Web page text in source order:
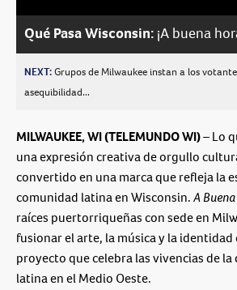
Qué Pasa Wisconsin: ¡A buena
NEXT:Grupos de Milwaukee instan a los
asequibilidad...
MILWAUKEE, WI (TELEMUNDO WI)– Lo
una expresión creativa de orgullo
convertido en una marca que refleja la
comunidad latina en Wisconsin.A
raíces puertorriqueñas con sede en
fusionar el arte, la música y la
proyecto que celebra las vivencias de
latina en el Medio Oeste.